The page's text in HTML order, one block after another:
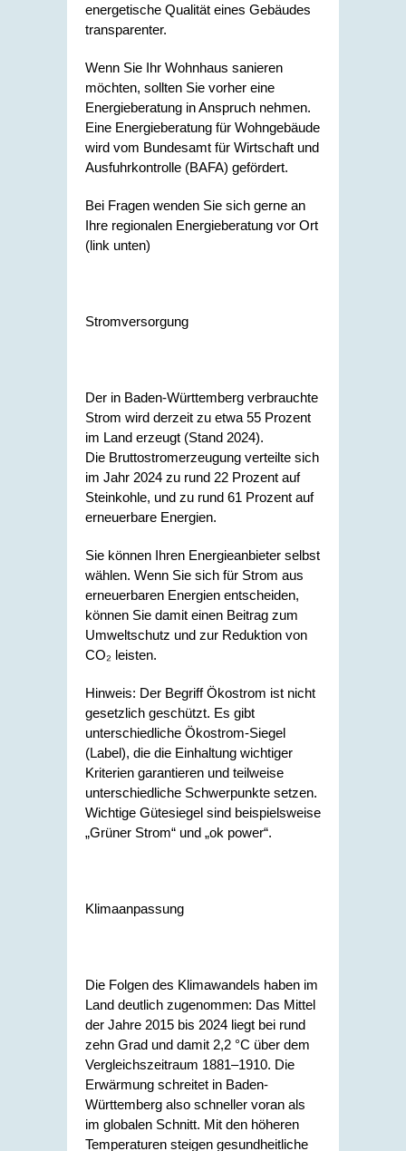
energetische Qualität eines Gebäudes
transparenter.
Wenn Sie Ihr Wohnhaus sanieren
möchten, sollten Sie vorher eine
Energieberatung in Anspruch nehmen.
Eine Energieberatung für Wohngebäude
wird vom Bundesamt für Wirtschaft und
Ausfuhrkontrolle (BAFA) gefördert.
Bei Fragen wenden Sie sich gerne an
Ihre regionalen Energieberatung vor Ort
(link unten)
Stromversorgung
Der in Baden-Württemberg verbrauchte
Strom wird derzeit zu etwa 55 Prozent
im Land erzeugt (Stand 2024).
Die Bruttostromerzeugung verteilte sich
im Jahr 2024 zu rund 22 Prozent auf
Steinkohle, und zu rund 61 Prozent auf
erneuerbare Energien.
Sie können Ihren Energieanbieter selbst
wählen. Wenn Sie sich für Strom aus
erneuerbaren Energien entscheiden,
können Sie damit einen Beitrag zum
Umweltschutz und zur Reduktion von
CO₂ leisten.
Hinweis: Der Begriff Ökostrom ist nicht
gesetzlich geschützt. Es gibt
unterschiedliche Ökostrom-Siegel
(Label), die die Einhaltung wichtiger
Kriterien garantieren und teilweise
unterschiedliche Schwerpunkte setzen.
Wichtige Gütesiegel sind beispielsweise
„Grüner Strom“ und „ok power“.
Klimaanpassung
Die Folgen des Klimawandels haben im
Land deutlich zugenommen: Das Mittel
der Jahre 2015 bis 2024 liegt bei rund
zehn Grad und damit 2,2 °C über dem
Vergleichszeitraum 1881–1910. Die
Erwärmung schreitet in Baden-
Württemberg also schneller voran als
im globalen Schnitt. Mit den höheren
Temperaturen steigen gesundheitliche